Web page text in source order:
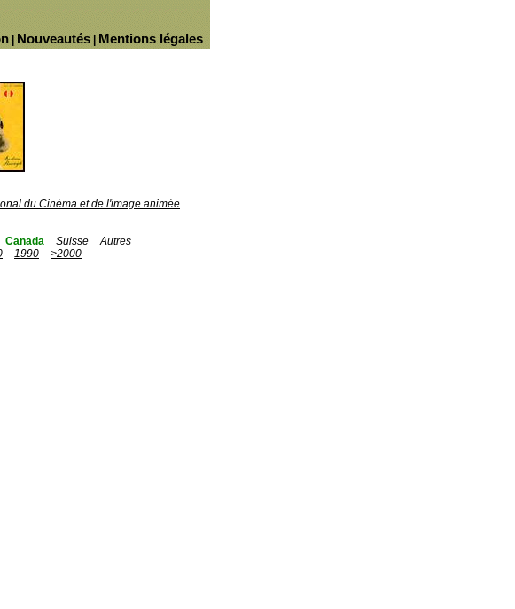
Mentions légales
Nouveautés
du Cinéma et de l'image animée
Canada Suisse
Autres
1990
>2000